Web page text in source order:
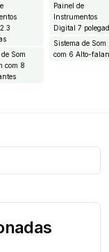
Som
com 8
Painel de
Instrumentos
Digital 7
Sistema de Som
com 6 Alto-